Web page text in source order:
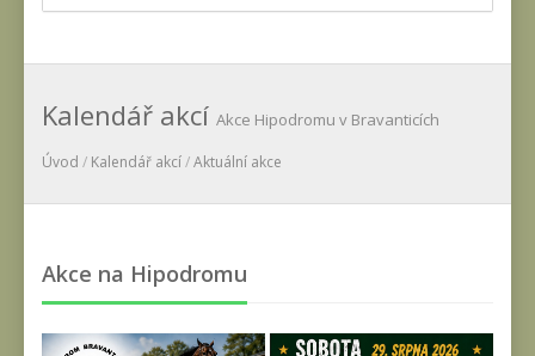
Kalendář akcí Akce Hipodromu v Bravanticích
Úvod / Kalendář akcí/Aktuální akce
Akce na Hipodromu